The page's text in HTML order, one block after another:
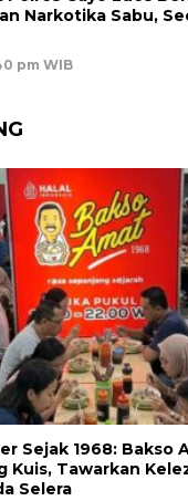
Narkotika Sabu,
pm WIB
Sejak 1968: Bakso
Kuis, Tawarkan
Selera